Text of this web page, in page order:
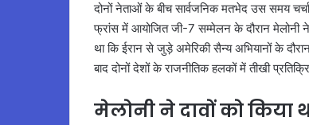
दोनों नेताओं के बीच सार्वजनिक मतभेद उस समय
फ्रांस में आयोजित जी-7 सम्मेलन के दौरान मेलोनी
था कि ईरान से जुड़े अमेरिकी सैन्य अभियानों के
बाद दोनों देशों के राजनीतिक हलकों में तीखी
मेलोनी ने दावों को किया